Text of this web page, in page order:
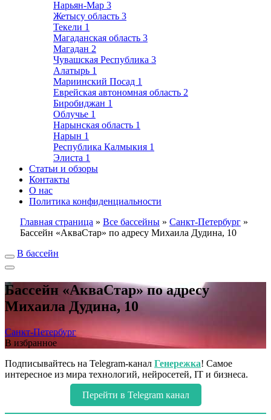
Нарьян-Мар 3
Жетысу область 3
Текели 1
Магаданская область 3
Магадан 2
Чувашская Республика 3
Алатырь 1
Мариинский Посад 1
Еврейская автономная область 2
Биробиджан 1
Облучье 1
Нарынская область 1
Нарын 1
Республика Калмыкия 1
Элиста 1
Статьи и обзоры
Контакты
О нас
Политика конфиденциальности
Главная страница » Все бассейны » Санкт-Петербург »
Бассейн «АкваСтар» по адресу Михаила Дудина, 10
В бассейн
Бассейн «АкваСтар» по адресу
Михаила Дудина, 10
Санкт-Петербург
В избранное
Подписывайтесь на Telegram-канал Генережка! Самое
интересное из мира технологий, нейросетей, IT и бизнеса.
Перейти в Telegram канал